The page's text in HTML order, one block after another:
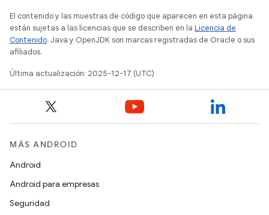
El contenido y las muestras de código que aparecen en esta página
están sujetas a las licencias que se describen en la Licencia de
Contenido. Java y OpenJDK son marcas registradas de Oracle o sus
afiliados.
Última actualización: 2025-12-17 (UTC)
MÁS ANDROID
Android
Android para empresas
Seguridad